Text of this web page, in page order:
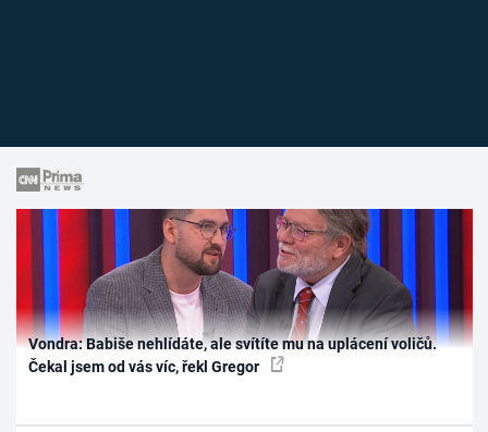
Vondra: Babiše nehlídáte, ale svítíte mu na uplácení voličů.
Čekal jsem od vás víc, řekl Gregor